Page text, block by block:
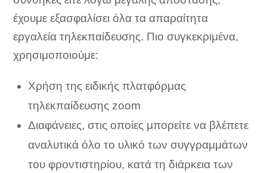
έχουμε εξασφαλίσει όλα τα απαραίτητα
εργαλεία τηλεκπαίδευσης. Πιο συγκεκριμένα,
χρησιμοποιούμε:
Χρήση της ειδικής πλατφόρμας
τηλεκπαίδευσης zoom
Διαφάνειες, στις οποίες μπορείτε να βλέπετε
αναλυτικά όλο το υλικό των συγγραμμάτων
του φροντιστηρίου, κατά τη διάρκεια των